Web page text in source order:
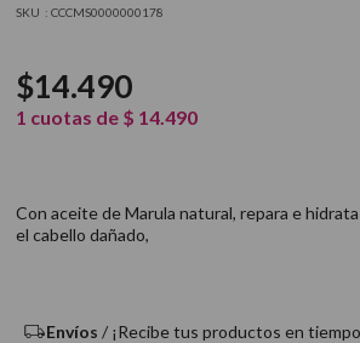
: CCCMS0000000178
$14.490
1 cuotas de $ 14.490
Con aceite de Marula natural, repara e
el cabello dañado,
Envíos / ¡Recibe tus productos en
5. cepillo
6. gama
9. acondicionador